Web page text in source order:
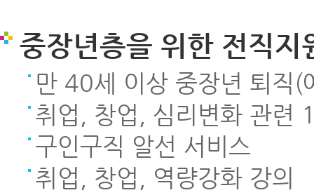
중장년층을 위한 전직지
만 40세 이상 중장년 퇴직(
취업, 창업, 심리변화 관련
구인구직 알선 서비스
취업, 창업, 역량강화 강의